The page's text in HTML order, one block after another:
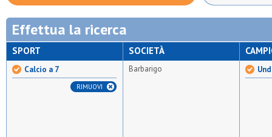
Effettua la ricerca
SPORT
Calcio a 7
RIMUOVI
SOCIETÀ
Barbarigo